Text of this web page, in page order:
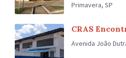
Primavera, SP
CRAS
Avenida João